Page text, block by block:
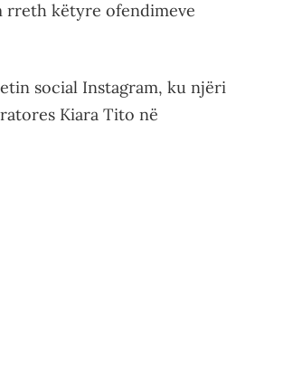
rreth këtyre ofendimeve
social Instagram, ku njëri
Kiara Tito në